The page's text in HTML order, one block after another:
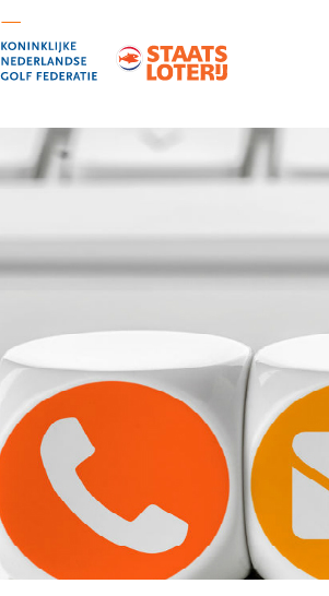
Contact
Organisatie
Partners van de NGF
Informatie over de NGF-pas
NGF-verzekeringen
Topgolf
De NGF-competities
Golf in Nederland: feiten en cijfers
Onze historie
Vrijwilligers